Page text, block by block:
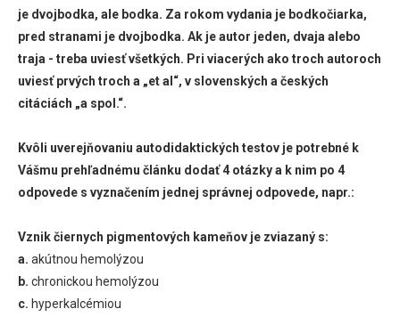
je dvojbodka, ale bodka. Za rokom vydania je bodkočiarka,
pred stranami je dvojbodka. Ak je autor jeden, dvaja alebo
traja - treba uviesť všetkých. Pri viacerých ako troch autoroch
uviesť prvých troch a „et al“, v slovenských a českých
citáciách „a spol.“.
Kvôli uverejňovaniu autodidaktických testov je potrebné k
Vášmu prehľadnému článku dodať 4 otázky a k nim po 4
odpovede s vyznačením jednej správnej odpovede, napr.:
Vznik čiernych pigmentových kameňov je zviazaný s:
a. akútnou hemolýzou
b. chronickou hemolýzou
c. hyperkalcémiou